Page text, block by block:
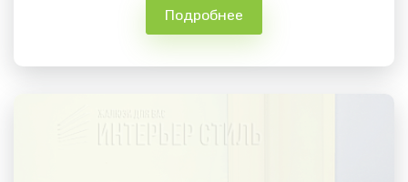
Подробнее